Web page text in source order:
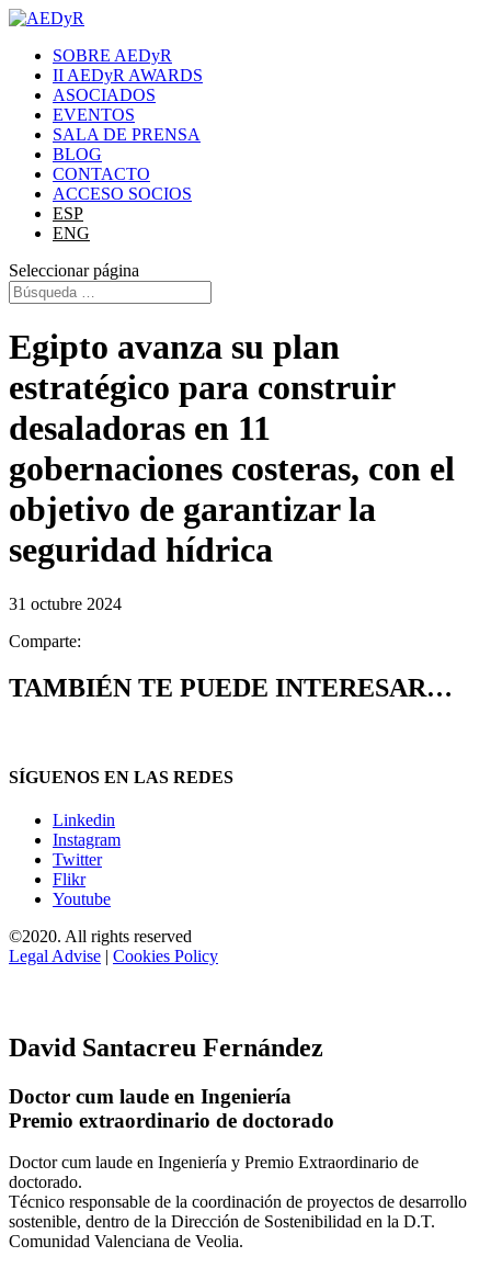
SOBRE AEDyR
II AEDyR AWARDS
ASOCIADOS
EVENTOS
SALA DE PRENSA
BLOG
CONTACTO
ACCESO SOCIOS
ESP
ENG
Seleccionar página
Egipto avanza su plan
estratégico para construir
desaladoras en 11
gobernaciones costeras, con el
objetivo de garantizar la
seguridad hídrica
31 octubre 2024
Comparte:
TAMBIÉN TE PUEDE INTERESAR…
SÍGUENOS EN LAS REDES
Linkedin
Instagram
Twitter
Flikr
Youtube
©2020. All rights reserved
Legal Advise | Cookies Policy
David Santacreu Fernández
Doctor cum laude en Ingeniería
Premio extraordinario de doctorado
Doctor cum laude en Ingeniería y Premio Extraordinario de
doctorado.
Técnico responsable de la coordinación de proyectos de desarrollo
sostenible, dentro de la Dirección de Sostenibilidad en la D.T.
Comunidad Valenciana de Veolia.